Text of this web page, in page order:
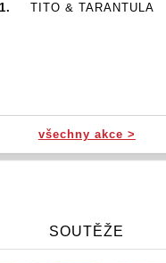
TITO & TARANTULA
všechny akce >
SOUTĚŽE